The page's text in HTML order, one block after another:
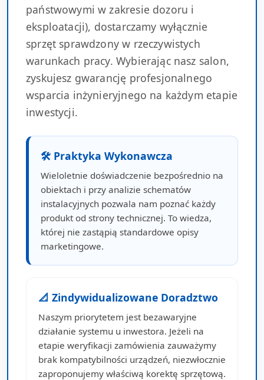
państwowymi w zakresie dozoru i
eksploatacji), dostarczamy wyłącznie
sprzęt sprawdzony w rzeczywistych
warunkach pracy. Wybierając nasz salon,
zyskujesz gwarancję profesjonalnego
wsparcia inżynieryjnego na każdym etapie
inwestycji.
🛠 Praktyka Wykonawcza
Wieloletnie doświadczenie bezpośrednio na
obiektach i przy analizie schematów
instalacyjnych pozwala nam poznać każdy
produkt od strony technicznej. To wiedza,
której nie zastąpią standardowe opisy
marketingowe.
📐 Zindywidualizowane Doradztwo
Naszym priorytetem jest bezawaryjne
działanie systemu u inwestora. Jeżeli na
etapie weryfikacji zamówienia zauważymy
brak kompatybilności urządzeń, niezwłocznie
zaproponujemy właściwą korektę sprzętową.